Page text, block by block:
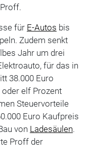
für E-Autos bis
Zudem senkt
Jahr um drei
für das in
38.000 Euro
oder elf Prozent
Steuervorteile
Euro Kaufpreis
von Ladesäulen.
Proff der